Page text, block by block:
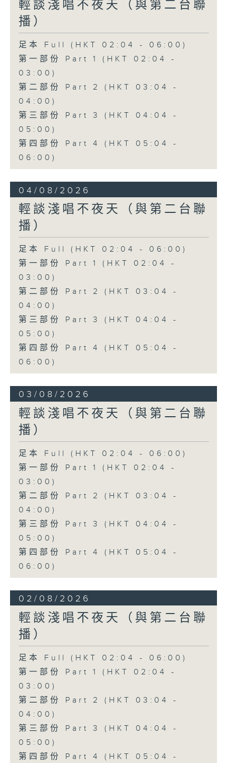
輕談淺唱不夜天（與第二台聯
播）
足本 Full (HKT 02:04 - 06:00)
第一部份 Part 1 (HKT 02:04 -
03:00)
第二部份 Part 2 (HKT 03:04 -
04:00)
第三部份 Part 3 (HKT 04:04 -
05:00)
第四部份 Part 4 (HKT 05:04 -
06:00)
04/08/2026
輕談淺唱不夜天（與第二台聯
播）
足本 Full (HKT 02:04 - 06:00)
第一部份 Part 1 (HKT 02:04 -
03:00)
第二部份 Part 2 (HKT 03:04 -
04:00)
第三部份 Part 3 (HKT 04:04 -
05:00)
第四部份 Part 4 (HKT 05:04 -
06:00)
03/08/2026
輕談淺唱不夜天（與第二台聯
播）
足本 Full (HKT 02:04 - 06:00)
第一部份 Part 1 (HKT 02:04 -
03:00)
第二部份 Part 2 (HKT 03:04 -
04:00)
第三部份 Part 3 (HKT 04:04 -
05:00)
第四部份 Part 4 (HKT 05:04 -
06:00)
02/08/2026
輕談淺唱不夜天（與第二台聯
播）
足本 Full (HKT 02:04 - 06:00)
第一部份 Part 1 (HKT 02:04 -
03:00)
第二部份 Part 2 (HKT 03:04 -
04:00)
第三部份 Part 3 (HKT 04:04 -
05:00)
第四部份 Part 4 (HKT 05:04 -